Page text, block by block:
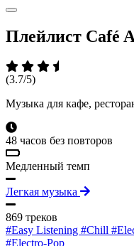
Плейлист Café
(3.7/5)
Музыка для кафе,
48 часов без повторов
Медленный темп
Легкая музыка
869 треков
#Easy Listening #Chill
#Electro-Pop